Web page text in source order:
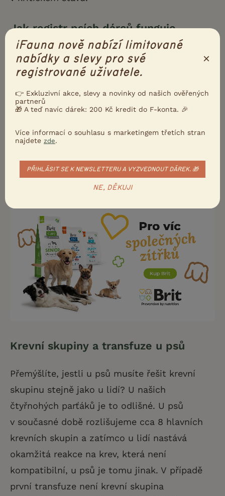
Jak registr psích dárců funguje
Červená tlapkapropojuje majitele a veterináře
s potenciálními dárci krve. Vyhledávání
v databázi probíhá na základě PSČ a je rychlé
a efektivní. Jakmile najdete vhodného dárce,
po jehož odeslání přijde vybranému člověku
šanci na úspěch, můžete odeslat libovolný
Krevní skupiny a transfuze u psů
Přemýšlíte, jestli u psů musíte řešit krevní
skupinu stejně jako u lidí? U našich
čtyřnohých parťáků je to odlišné. U psů
v současné době rozlišujeme cca 8 hlavních
krevních skupin a zatímco u lidí nastává
okamžitá reakce na krev, která není
kompatibilní, u psů je tomu jinak. V případě
první transfuze není krevní skupina
iFauna nově nabízí limitované
nabídky a slevy pro své
registrované uživatele.
×
👉 Exkluzivní akce, slevy a novinky od našich ověřených
partnerů
🎁 A teď navíc dárek: 200 Kč kredit do F-konta. 🎉
Více informací o souhlasu s marketingem třetích stran
najdete zde.
PŘIHLÁSIT SE K NEWSLETTERU A VYZVEDNOUT DÁREK. 🎁
NE, DĚKUJI